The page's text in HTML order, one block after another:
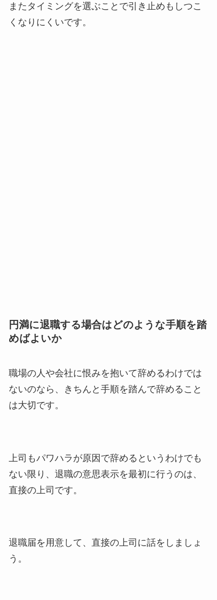
またタイミングを選ぶことで引き止めもしつこ
くなりにくいです。
円満に退職する場合はどのような手順を踏
めばよいか
職場の人や会社に恨みを抱いて辞めるわけでは
ないのなら、きちんと手順を踏んで辞めること
は大切です。
上司もパワハラが原因で辞めるというわけでも
ない限り、退職の意思表示を最初に行うのは、
直接の上司です。
退職届を用意して、直接の上司に話をしましょ
う。